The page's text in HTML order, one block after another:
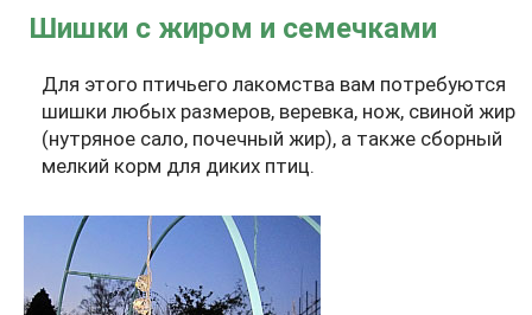
Шишки с жиром и семечками
Для этого птичьего лакомства вам потребуются
шишки любых размеров, веревка, нож, свиной жир
(нутряное сало, почечный жир), а также сборный
мелкий корм для диких птиц.